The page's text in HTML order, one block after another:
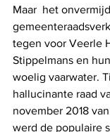
Maar  het
tegen voor Veerle
Stippelmans en
woelig vaarwater.
hallucinante raad
november 2018
werd de populaire